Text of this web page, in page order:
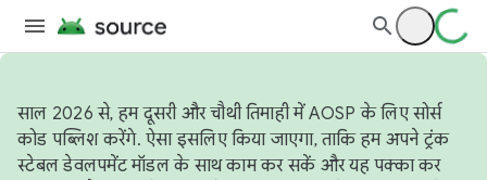
साल 2026 से, हम दूसरी और चौथी तिमाही में AOSP के लिए सोर्स
कोड पब्लिश करेंगे. ऐसा इसलिए किया जाएगा, ताकि हम अपने ट्रंक
स्टेबल डेवलपमेंट मॉडल के साथ काम कर सकें और यह पक्का कर